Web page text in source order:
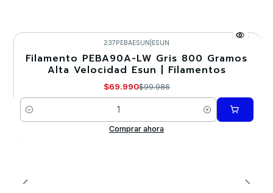
-30%
237PEBAESUN ESUN
Filamento PEBA90A-LW Gris 800 Gramos
Alta Velocidad Esun | Filamentos
$69.990$99.986
Cantidad
Comprar ahora